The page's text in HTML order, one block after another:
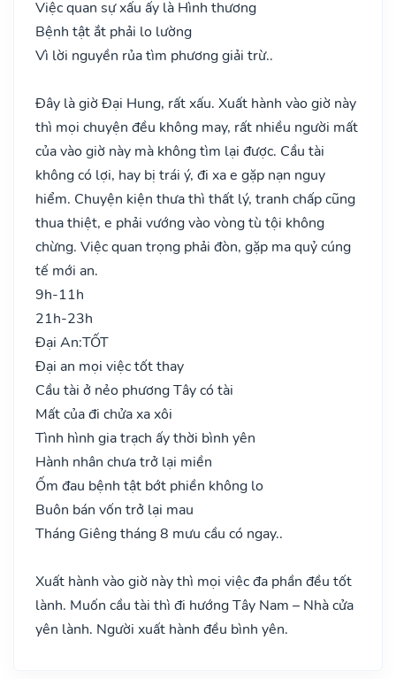
Việc quan sự xấu ấy là Hình thương
Bệnh tật ắt phải lo lường
Vì lời nguyền rủa tìm phương giải trừ..
Đây là giờ Đại Hung, rất xấu. Xuất hành vào giờ này
thì mọi chuyện đều không may, rất nhiều người mất
của vào giờ này mà không tìm lại được. Cầu tài
không có lợi, hay bị trái ý, đi xa e gặp nạn nguy
hiểm. Chuyện kiện thưa thì thất lý, tranh chấp cũng
thua thiệt, e phải vướng vào vòng tù tội không
chừng. Việc quan trọng phải đòn, gặp ma quỷ cúng
tế mới an.
9h-11h
21h-23h
Đại An:TỐT
Đại an mọi việc tốt thay
Cầu tài ở nẻo phương Tây có tài
Mất của đi chửa xa xôi
Tình hình gia trạch ấy thời bình yên
Hành nhân chưa trở lại miền
Ốm đau bệnh tật bớt phiền không lo
Buôn bán vốn trở lại mau
Tháng Giêng tháng 8 mưu cầu có ngay..
Xuất hành vào giờ này thì mọi việc đa phần đều tốt
lành. Muốn cầu tài thì đi hướng Tây Nam – Nhà cửa
yên lành. Người xuất hành đều bình yên.